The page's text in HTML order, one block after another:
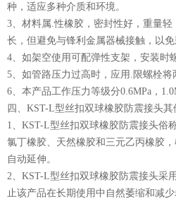
种，适应多种介质和环境。
3、材料属.性橡胶，密封性好，重量
长，但避免与锋利金属器械接触，以免
4、如架空使用可配弹性支架，安装时
5、如管路压力过高时，应用.限螺栓将
6、本产品工作压力等级分0.6MPa，
四、KST-L型丝扣双球橡胶防震接头其
1、KST-L型丝扣双球橡胶防震接头俗
氯丁橡胶、天然橡胶和三元乙丙橡胶
自动延伸。
2、KST-L型丝扣双球橡胶防震接头采
止该产品在长期使用中自然萎缩和减